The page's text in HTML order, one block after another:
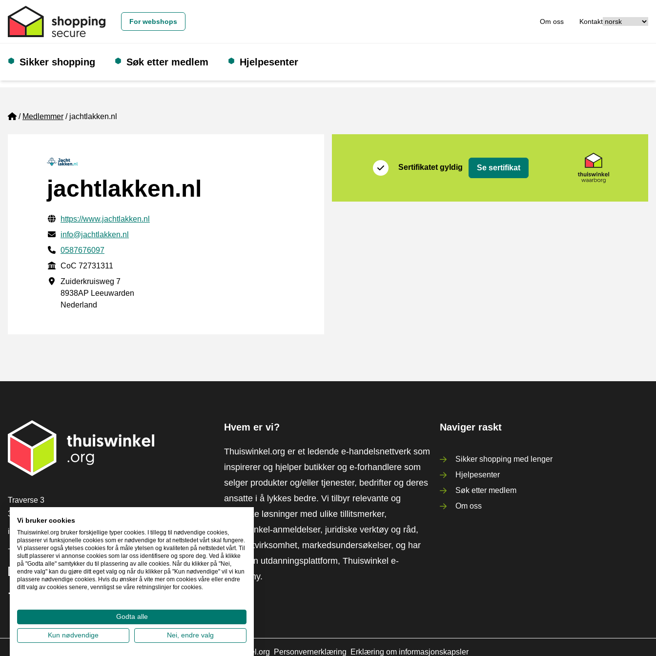
For webshops Om oss Kontakt
Sikker shopping Søk etter medlem Hjelpesenter
Home
Medlemmer jachtlakken.nl
jachtlakken.nl
Verifisert kontaktinformasjon
Website URL
https://www.jachtlakken.nl
E-post
info@jachtlakken.nl
Phone number
0587676097
CoC
CoC 72731311
Forretningsadresse
Zuiderkruisweg 7
8938AP Leeuwarden
Nederland
Sertifikatet gyldig Se sertifikat
[_General:Contact]
Traverse 3
3905 NL Veenendaal
info@thuiswinkel.org
+31 (0)318 64 85 75
[_General:SocialMediaTitle]
Hvem er vi?
Thuiswinkel.org er et ledende e-handelsnettverk som
inspirerer og hjelper butikker og e-forhandlere som
selger produkter og/eller tjenester, bedrifter og deres
ansatte i å lykkes bedre. Vi tilbyr relevante og
praktiske løsninger med ulike tillitsmerker,
Thuiswinkel-anmeldelser, juridiske verktøy og råd,
advokatvirksomhet, markedsundersøkelser, og har
vår egen utdanningsplattform, Thuiswinkel e-
Academy.
Naviger raskt
Sikker shopping med lenger
Hjelpesenter
Søk etter medlem
Om oss
Thuiswinkel.org Personvernerklæring Erklæring om informasjonskapsler
Vi bruker cookies
Thuiswinkel.org bruker forskjellige typer cookies. I tillegg til nødvendige cookies,
plasserer vi funksjonelle cookies som er nødvendige for at nettstedet vårt skal fungere.
Vi plasserer også ytelses cookies for å måle ytelsen og kvaliteten på nettstedet vårt. Til
slutt plasserer vi annonse cookies som lar oss identifisere og spore deg. Ved å klikke
på "Godta alle" samtykker du til plassering av alle cookies. Når du klikker på "Nei,
endre valg" kan du gjøre ditt eget valg og når du klikker på "Kun nødvendige" vil vi kun
plassere nødvendige cookies. Hvis du ønsker å vite mer om cookies våre eller endre
ditt valg av cookies senere, vennligst se våre retningslinjer for cookies.
Godta alle
Kun nødvendige Nei, endre valg